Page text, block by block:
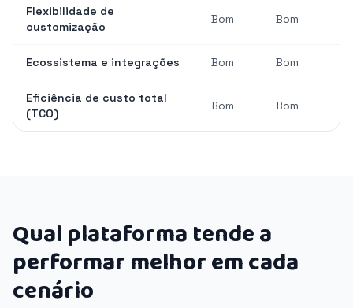
Flexibilidade de
customização
Bom Bom
Ecossistema e integrações Bom Bom
Eficiência de custo total
(TCO)
Bom Bom
Qual plataforma tende a
performar melhor em cada
cenário